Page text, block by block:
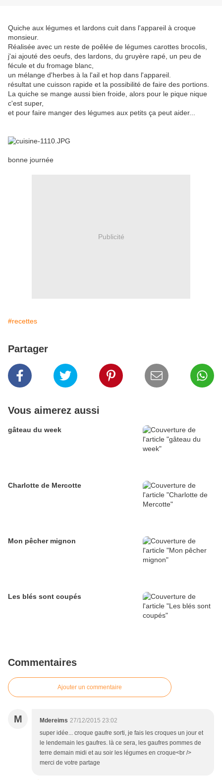
Quiche aux légumes et lardons cuit dans l'appareil à croque
monsieur.
Réalisée avec un reste de poêlée de légumes carottes brocolis,
j'ai ajouté des oeufs, des lardons, du gruyère rapé, un peu de
fécule et du fromage blanc,
un mélange d'herbes à la l'ail et hop dans l'appareil.
résultat une cuisson rapide et la possibilité de faire des portions.
La quiche se mange aussi bien froide, alors pour le pique nique
c'est super,
et pour faire manger des légumes aux petits ça peut aider...
bonne journée
Publicité
#recettes
Partager
Vous aimerez aussi
gâteau du week
Charlotte de Mercotte
Mon pêcher mignon
Les blés sont coupés
Commentaires
Ajouter un commentaire
M Mdereims 27/12/2015 23:02
super idée... croque gaufre sorti, je fais les croques un jour et
le lendemain les gaufres. là ce sera, les gaufres pommes de
terre demain midi et au soir les légumes en croque<br />
merci de votre partage